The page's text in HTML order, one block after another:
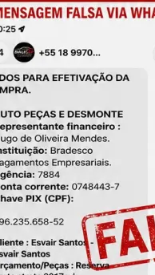
funcionamento
antes da
Tire suas dúvidas
igual à das imagens.
por profissional